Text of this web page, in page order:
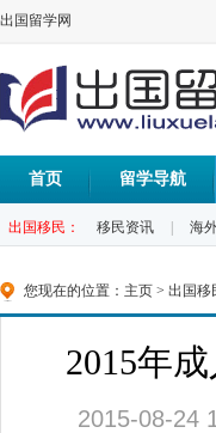
出国留学网
首页 留学导航
出国移民： 移民资讯 海
您现在的位置： 主页 > 出国移
2015年
2015-08-24